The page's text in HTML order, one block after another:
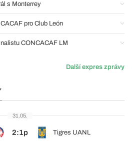
s Monterrey
pro Club León
CONCACAF LM
Další expres zprávy
31.05.
2:1p Tigres UANL